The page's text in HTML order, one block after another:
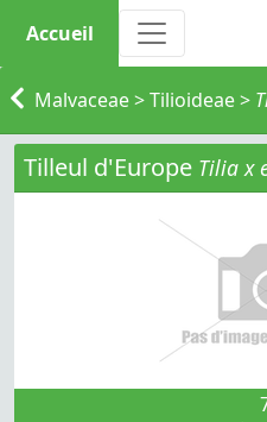
Accueil
Malvaceae>Tilioideae>
Tilleul d'Europe Tilia x